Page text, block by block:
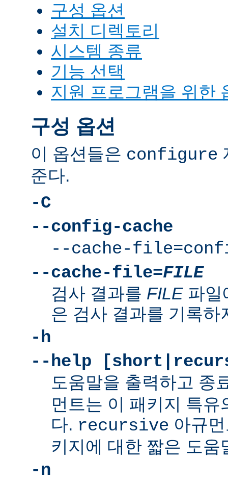
구성 옵션
설치 디렉토리
시스템 종류
기능 선택
지원 프로그램을 위한
구성 옵션
이 옵션들은 configure
준다.
-C
--config-cache
--cache-
--cache-file=FILE
검사 결과를 FILE 파일
은 검사 결과를 기록하
-h
--help
도움말을 출력하고 종
먼트는 이 패키지 특
다. recursive 아규
키지에 대한 짧은 도움
-n